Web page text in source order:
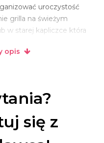
uroczystość
grilla na świeżym
w starej kapliczce która
Młodzi gratis.
wiejski z naszymi
opis
się z